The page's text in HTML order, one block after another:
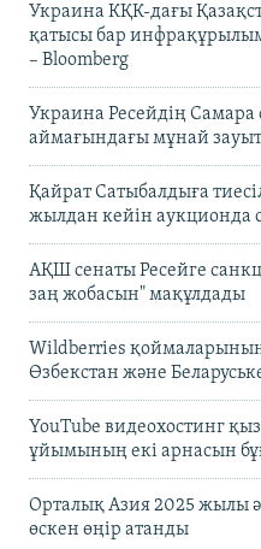
Украина КҚК-дағы
қатысы бар
– Bloomberg
Украина Ресейдің
аймағындағы мұнай
Қайрат Сатыбалдыға
жылдан кейін аукционда
АҚШ сенаты Ресейге
заң жобасын" мақұлдады
Wildberries қоймаларының
Өзбекстан және
YouTube видеохостинг
ұйымының екі арнасын
Орталық Азия 2025 жылы
өскен өңір атанды